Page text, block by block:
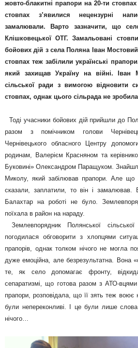
жовто-блакитні прапори на 20-ти
стовпах з’явилися нецензурні
замалювали. Варто зазначити, що
Клішковецької ОТГ. Замальовані
бойових дій з села Поляна Іван
стовпах теж забілили українські
який захищав Україну на війні. Іван
сільської ради з вимогою відновити
стовпах, однак цього сільрада не
Тоді учасники бойових дій прийшли до
разом з помічником голови
Чернівецького обласного Центру
родинам, Валерієм Красняном та
Буковині» Олександром Паращуком.
Миколу, який забілював прапори. Але
сказали, заплатили, то він і замалював.
Балахтар на роботі не було.
поїхала в район на нараду.
Землевпорядник Полянської
погодилася обговорити з хлопцями
прапорів, однак толком нічого не могла
дуже емоційна, але безрезультатна. Вона
те, як село допомагає фронту,
сепаратизмі, що готова разом з АТО-
прапори, розповідала, що її зять теж
були непереконливі. І це були лише
нічого…